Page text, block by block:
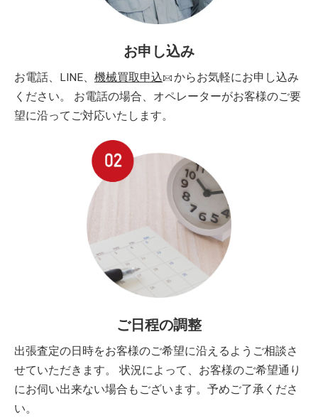
お申し込み
お電話、LINE、 機械買取申込
からお気軽にお申し込み
ください。 お電話の場合、オペレーターがお客様のご要
望に沿ってご対応いたします。
ご日程の調整
出張査定の日時をお客様のご希望に沿えるようご相談さ
せていただきます。 状況によって、お客様のご希望通り
にお伺い出来ない場合もございます。予めご了承くださ
い。